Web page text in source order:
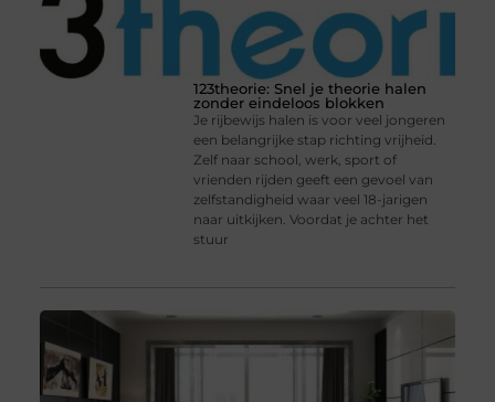
123theorie: Snel je theorie halen
zonder eindeloos blokken
Je rijbewijs halen is voor veel jongeren
een belangrijke stap richting vrijheid.
Zelf naar school, werk, sport of
vrienden rijden geeft een gevoel van
zelfstandigheid waar veel 18-jarigen
naar uitkijken. Voordat je achter het
stuur